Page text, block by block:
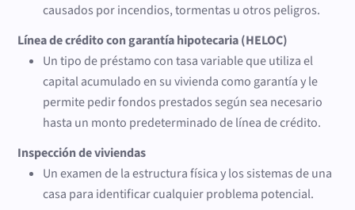
causados por incendios, tormentas u otros peligros.
Línea de crédito con garantía hipotecaria (HELOC)
Un tipo de préstamo con tasa variable que utiliza el
capital acumulado en su vivienda como garantía y le
permite pedir fondos prestados según sea necesario
hasta un monto predeterminado de línea de crédito.
Inspección de viviendas
Un examen de la estructura física y los sistemas de una
casa para identificar cualquier problema potencial.